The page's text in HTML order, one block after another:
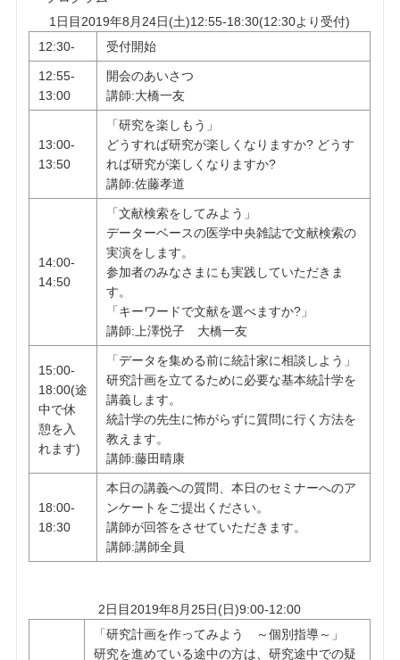
1日目2019年8月24日(土)12:55-18:30(12:30より受付)
12:30-
受付開始
12:55-
13:00
開会のあいさつ
講師:大橋一友
13:00-
13:50
「研究を楽しもう」
どうすれば研究が楽しくなりますか? どうす
れば研究が楽しくなりますか?
講師:佐藤孝道
14:00-
14:50
「文献検索をしてみよう」
データーベースの医学中央雑誌で文献検索の
実演をします。
参加者のみなさまにも実践していただきま
す。
「キーワードで文献を選べますか?」
講師:上澤悦子 大橋一友
15:00-
18:00(途
中で休
憩を入
れます)
「データを集める前に統計家に相談しよう」
研究計画を立てるために必要な基本統計学を
講義します。
統計学の先生に怖がらずに質問に行く方法を
教えます。
講師:藤田晴康
18:00-
18:30
本日の講義への質問、本日のセミナーへのア
ンケートをご提出ください。
講師が回答をさせていただきます。
講師:講師全員
2日目2019年8月25日(日)9:00-12:00
「研究計画を作ってみよう ～個別指導～」
研究を進めている途中の方は、研究途中での疑